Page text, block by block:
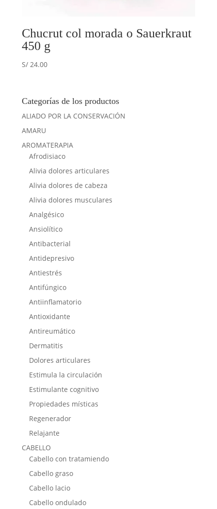
Chucrut col morada o Sauerkraut
450 g
S/24.00
Categorías de los productos
ALIADO POR LA CONSERVACIÓN
AMARU
AROMATERAPIA
Afrodisiaco
Alivia dolores articulares
Alivia dolores de cabeza
Alivia dolores musculares
Analgésico
Ansiolítico
Antibacterial
Antidepresivo
Antiestrés
Antifúngico
Antiinflamatorio
Antioxidante
Antireumático
Dermatitis
Dolores articulares
Estimula la circulación
Estimulante cognitivo
Propiedades místicas
Regenerador
Relajante
CABELLO
Cabello con tratamiendo
Cabello graso
Cabello lacio
Cabello ondulado